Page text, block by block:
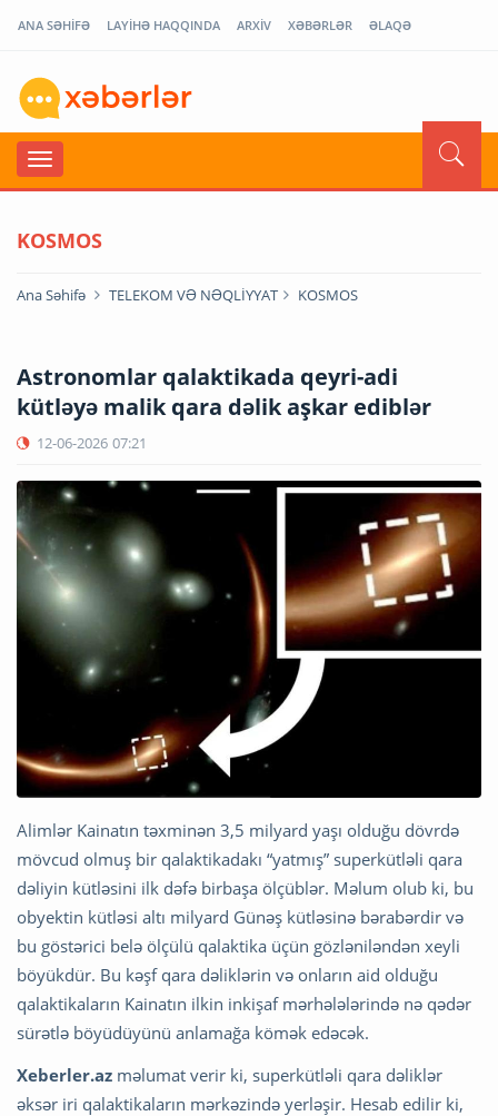
ANA SƏHİFƏ LAYİHƏ HAQQINDA ARXİV XƏBƏRLƏR ƏLAQƏ
KOSMOS
Ana Səhifə TELEKOM VƏ NƏQLİYYAT KOSMOS
Astronomlar qalaktikada qeyri-adi
kütləyə malik qara dəlik aşkar ediblər
12-06-2026 07:21
Alimlər Kainatın təxminən 3,5 milyard yaşı olduğu dövrdə
mövcud olmuş bir qalaktikadakı “yatmış” superkütləli qara
dəliyin kütləsini ilk dəfə birbaşa ölçüblər. Məlum olub ki, bu
obyektin kütləsi altı milyard Günəş kütləsinə bərabərdir və
bu göstərici belə ölçülü qalaktika üçün gözləniləndən xeyli
böyükdür. Bu kəşf qara dəliklərin və onların aid olduğu
qalaktikaların Kainatın ilkin inkişaf mərhələlərində nə qədər
sürətlə böyüdüyünü anlamağa kömək edəcək.
Xeberler.az məlumat verir ki, superkütləli qara dəliklər
əksər iri qalaktikaların mərkəzində yerləşir. Hesab edilir ki,